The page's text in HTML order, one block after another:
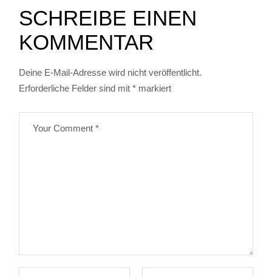
SCHREIBE EINEN
KOMMENTAR
Deine E-Mail-Adresse wird nicht veröffentlicht.
Erforderliche Felder sind mit* markiert